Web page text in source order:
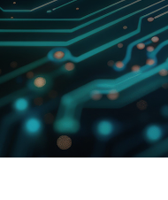
공지사항
자료실
Q&A